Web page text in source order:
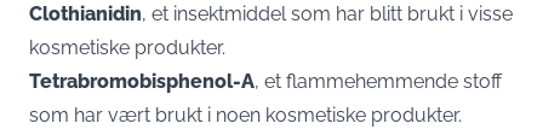
Clothianidin, et insektmiddel som har blitt brukt i visse
kosmetiske produkter.
Tetrabromobisphenol-A, et flammehemmende stoff
som har vært brukt i noen kosmetiske produkter.